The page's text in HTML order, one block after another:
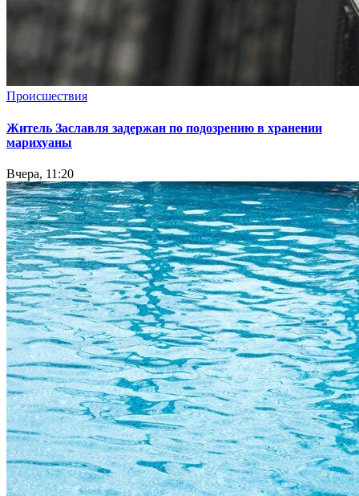
Происшествия
Житель Заславля задержан по подозрению в хранении
марихуаны
Вчера, 11:20